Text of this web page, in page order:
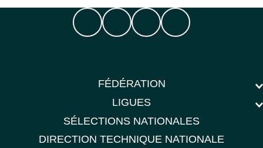
FÉDÉRATION
SÉLECTIONS NATIONALES
DIRECTION TECHNIQUE NATIONALE
LIGUES